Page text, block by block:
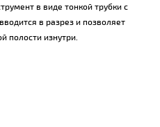
в виде тонкой трубки с
в разрез и позволяет
полости изнутри.